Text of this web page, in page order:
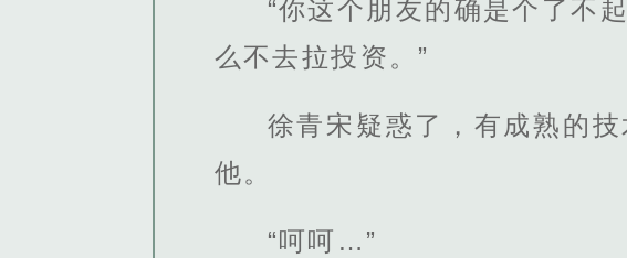
“你这个朋友的确是个了不
么不去拉投资。”
徐青宋疑惑了，有成熟的
他。
“呵呵…”